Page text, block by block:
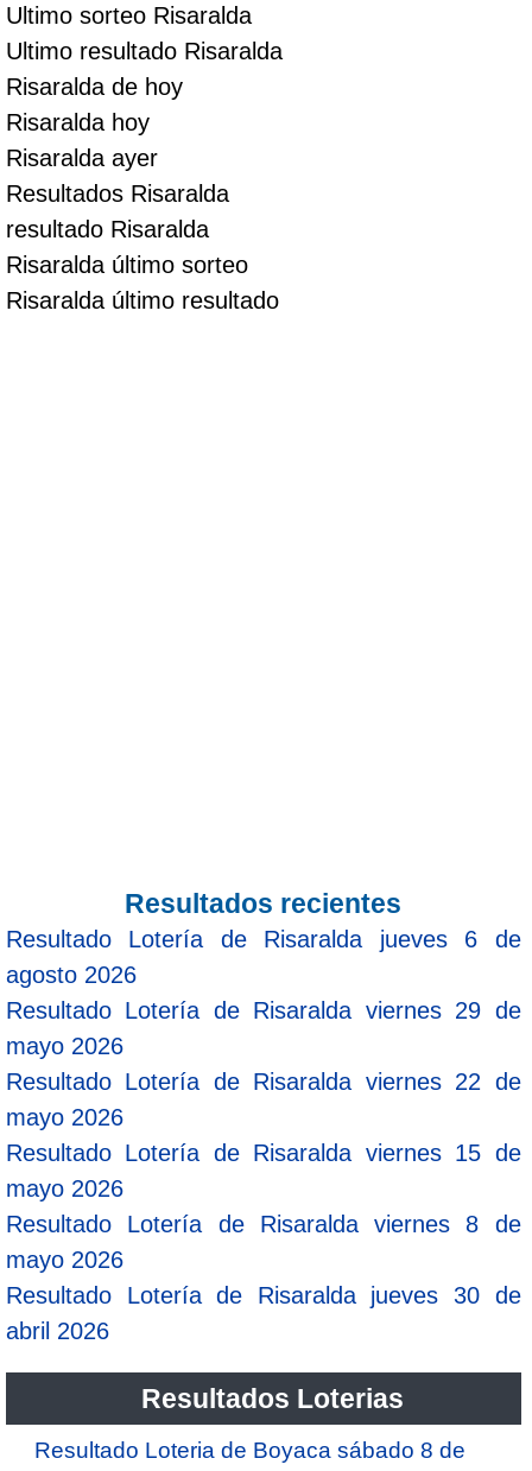
Ultimo sorteo Risaralda
Ultimo resultado Risaralda
Risaralda de hoy
Risaralda hoy
Risaralda ayer
Resultados Risaralda
resultado Risaralda
Risaralda último sorteo
Risaralda último resultado
Resultados recientes
Resultado Lotería de Risaralda jueves 6 de
agosto 2026
Resultado Lotería de Risaralda viernes 29 de
mayo 2026
Resultado Lotería de Risaralda viernes 22 de
mayo 2026
Resultado Lotería de Risaralda viernes 15 de
mayo 2026
Resultado Lotería de Risaralda viernes 8 de
mayo 2026
Resultado Lotería de Risaralda jueves 30 de
abril 2026
Resultados Loterias
Resultado Loteria de Boyaca sábado 8 de